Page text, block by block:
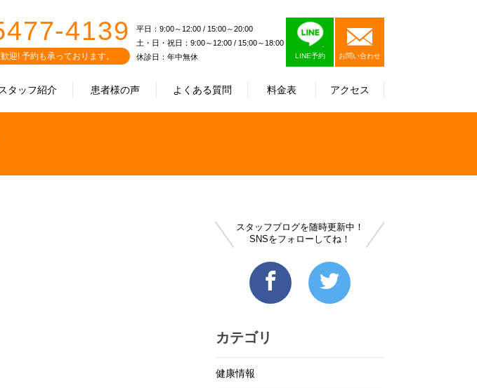
タッフ紹介 患者様の声 よくある質問 料金表 アクセス
4139
迎! 予約も承っております。
平日：9:00～12:00 / 15:00～20:00
土・日・祝日：9:00～12:00 / 15:00～18:00
休診日：年中無休
LINE予約 お問い合わせ
スタッフブログを随時更新中！
SNSをフォローしてね！
カテゴリ
健康情報